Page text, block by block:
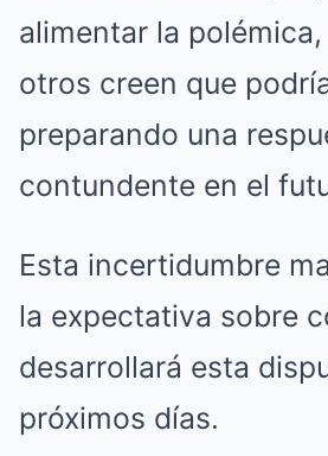
alimentar la
otros creen que
preparando una
contundente en el
Esta incertidumbre
la expectativa sobre
desarrollará esta
próximos días.